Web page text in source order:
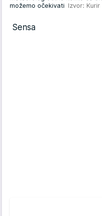
možemo očekivati Izvor:
Sensa